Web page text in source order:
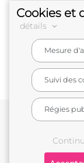
Cookies et
détails
Mesure
Suivi des
Régies